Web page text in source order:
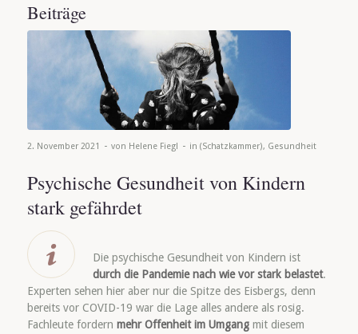
Beiträge
2. November 2021 - von Helene Fiegl - in (Schatzkammer), Gesundheit
Psychische Gesundheit von Kindern
stark gefährdet
Die psychische Gesundheit von Kindern ist
durch die Pandemie nach wie vor stark belastet.
Experten sehen hier aber nur die Spitze des Eisbergs, denn
bereits vor COVID-19 war die Lage alles andere als rosig.
Fachleute fordern mehr Offenheit im Umgangmit diesem